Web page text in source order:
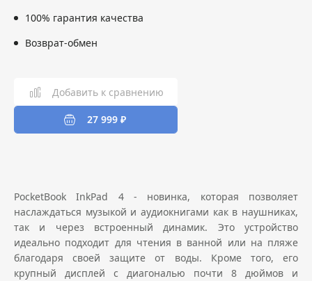
100% гарантия качества
Возврат-обмен
Добавить к сравнению
27 999 ₽
PocketBook InkPad 4 - новинка, которая позволяет
наслаждаться музыкой и аудиокнигами как в наушниках,
так и через встроенный динамик. Это устройство
идеально подходит для чтения в ванной или на пляже
благодаря своей защите от воды. Кроме того, его
крупный дисплей с диагональю почти 8 дюймов и